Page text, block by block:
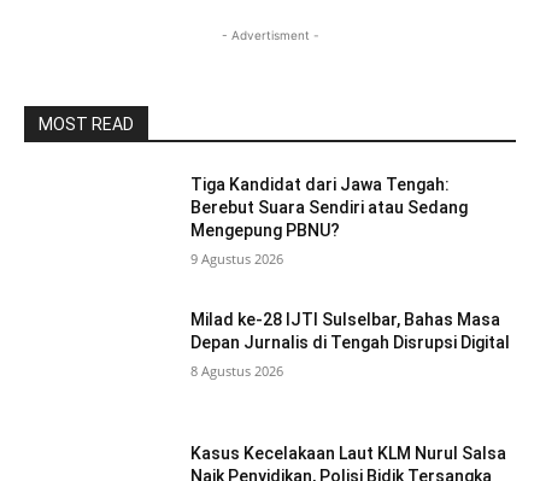
- Advertisment -
MOST READ
Tiga Kandidat dari Jawa Tengah:
Berebut Suara Sendiri atau Sedang
Mengepung PBNU?
9 Agustus 2026
Milad ke-28 IJTI Sulselbar, Bahas Masa
Depan Jurnalis di Tengah Disrupsi Digital
8 Agustus 2026
Kasus Kecelakaan Laut KLM Nurul Salsa
Naik Penyidikan, Polisi Bidik Tersangka